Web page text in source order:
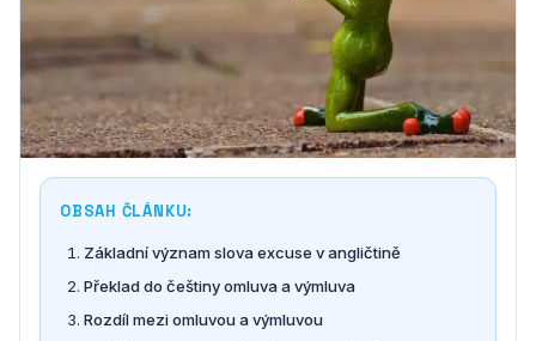
OBSAH ČLÁNKU:
Základní význam slova excuse v angličtině
Překlad do češtiny omluva a výmluva
Rozdíl mezi omluvou a výmluvou